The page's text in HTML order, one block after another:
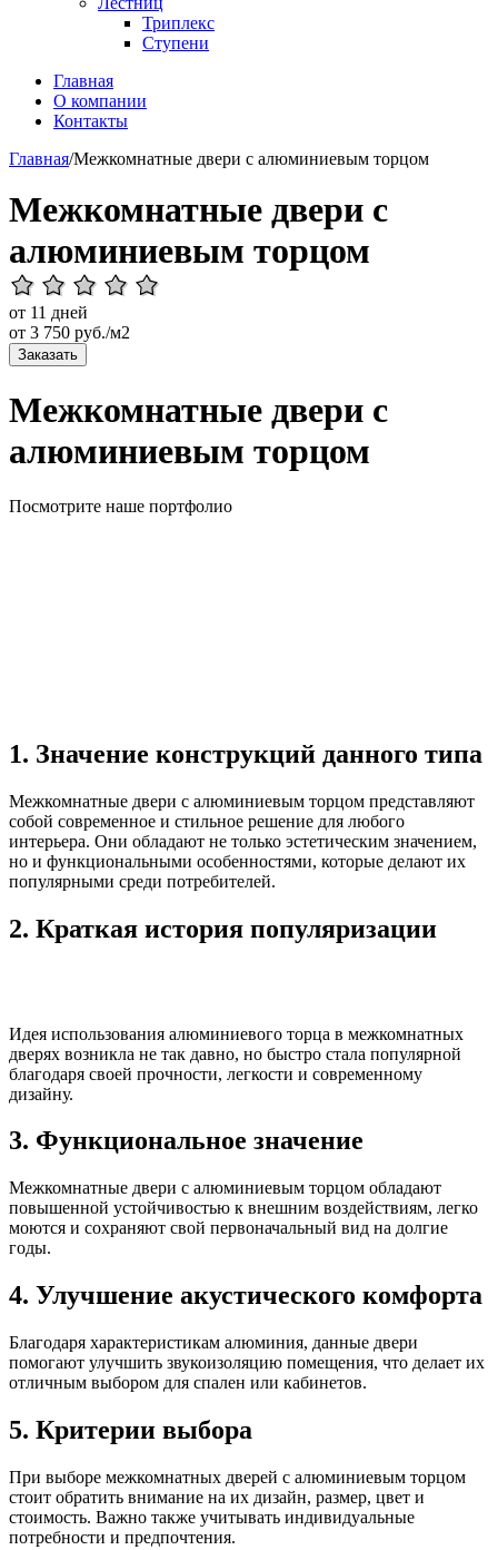
Триплекс
Ступени
Главная
О компании
Контакты
Главная/Межкомнатные двери с алюминиевым торцом
Межкомнатные двери с
алюминиевым торцом
от 11 дней
от 3 750 руб./м2
Заказать
Межкомнатные двери с
алюминиевым торцом
Посмотрите наше портфолио
1. Значение конструкций данного типа
Межкомнатные двери с алюминиевым торцом представляют
собой современное и стильное решение для любого
интерьера. Они обладают не только эстетическим значением,
но и функциональными особенностями, которые делают их
популярными среди потребителей.
2. Краткая история популяризации
Идея использования алюминиевого торца в межкомнатных
дверях возникла не так давно, но быстро стала популярной
благодаря своей прочности, легкости и современному
дизайну.
3. Функциональное значение
Межкомнатные двери с алюминиевым торцом обладают
повышенной устойчивостью к внешним воздействиям, легко
моются и сохраняют свой первоначальный вид на долгие
годы.
4. Улучшение акустического комфорта
Благодаря характеристикам алюминия, данные двери
помогают улучшить звукоизоляцию помещения, что делает их
отличным выбором для спален или кабинетов.
5. Критерии выбора
При выборе межкомнатных дверей с алюминиевым торцом
стоит обратить внимание на их дизайн, размер, цвет и
стоимость. Важно также учитывать индивидуальные
потребности и предпочтения.